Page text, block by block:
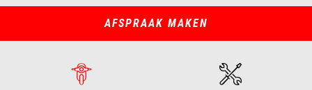
of
AFSPRAAK MAKEN